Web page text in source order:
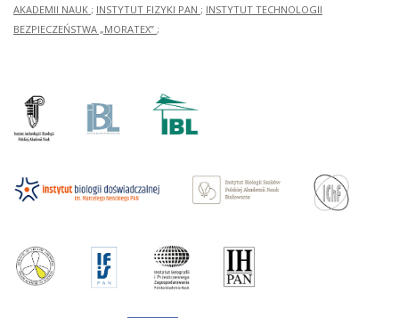
AKADEMII NAUK ; INSTYTUT FIZYKI PAN ; INSTYTUT TECHNOLOGII
BEZPIECZEŃSTWA „MORATEX” ;